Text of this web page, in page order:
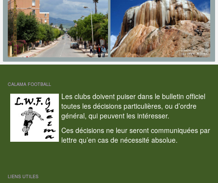
CALAMA FOOTBALL
Les clubs doivent puiser dans le bulletin officiel
toutes les décisions particulières, ou d’ordre
général, qui peuvent les intéresser.
Ces décisions ne leur seront communiquées par
lettre qu’en cas de nécessité absolue.
LIENS UTILES